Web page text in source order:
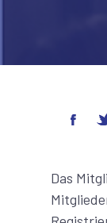
Das